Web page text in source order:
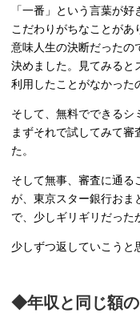
「一番」という言葉が
こだわりがちなことがあ
意味人生の決断だったの
決めました。見てみると
利用したことがなかった
そして、無料でできるシ
まずそれで試してみて
た。
そして無事、審査に通る
が、東京スター銀行おま
で、少しギリギリだった
少しずつ返していこうと
◆年収と同じ額